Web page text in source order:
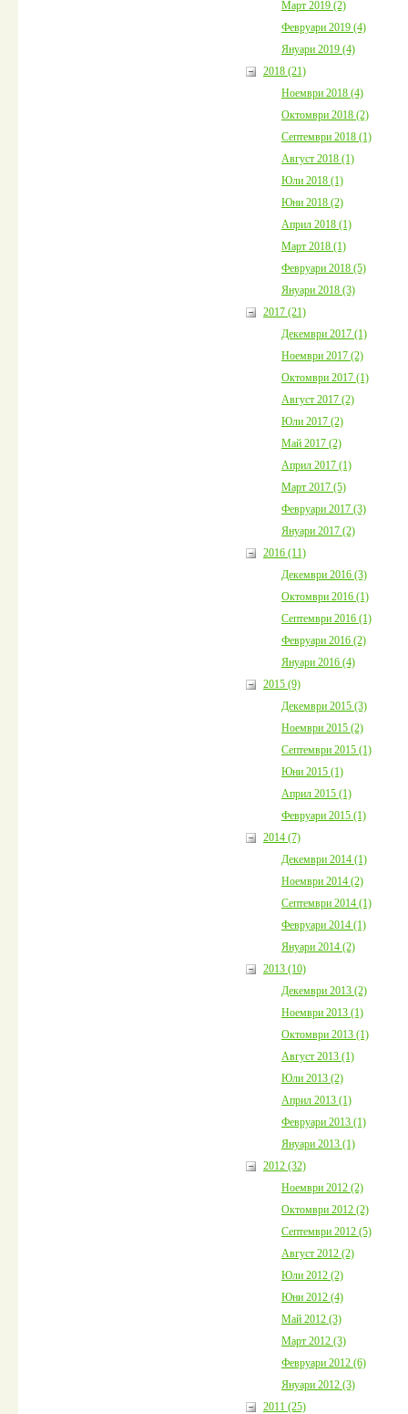
Март 2019 (2)
Февруари 2019 (4)
Януари 2019 (4)
2018 (21)
Ноември 2018 (4)
Октомври 2018 (2)
Септември 2018 (1)
Август 2018 (1)
Юли 2018 (1)
Юни 2018 (2)
Април 2018 (1)
Март 2018 (1)
Февруари 2018 (5)
Януари 2018 (3)
2017 (21)
Декември 2017 (1)
Ноември 2017 (2)
Октомври 2017 (1)
Август 2017 (2)
Юли 2017 (2)
Май 2017 (2)
Април 2017 (1)
Март 2017 (5)
Февруари 2017 (3)
Януари 2017 (2)
2016 (11)
Декември 2016 (3)
Октомври 2016 (1)
Септември 2016 (1)
Февруари 2016 (2)
Януари 2016 (4)
2015 (9)
Декември 2015 (3)
Ноември 2015 (2)
Септември 2015 (1)
Юни 2015 (1)
Април 2015 (1)
Февруари 2015 (1)
2014 (7)
Декември 2014 (1)
Ноември 2014 (2)
Септември 2014 (1)
Февруари 2014 (1)
Януари 2014 (2)
2013 (10)
Декември 2013 (2)
Ноември 2013 (1)
Октомври 2013 (1)
Август 2013 (1)
Юли 2013 (2)
Април 2013 (1)
Февруари 2013 (1)
Януари 2013 (1)
2012 (32)
Ноември 2012 (2)
Октомври 2012 (2)
Септември 2012 (5)
Август 2012 (2)
Юли 2012 (2)
Юни 2012 (4)
Май 2012 (3)
Март 2012 (3)
Февруари 2012 (6)
Януари 2012 (3)
2011 (25)